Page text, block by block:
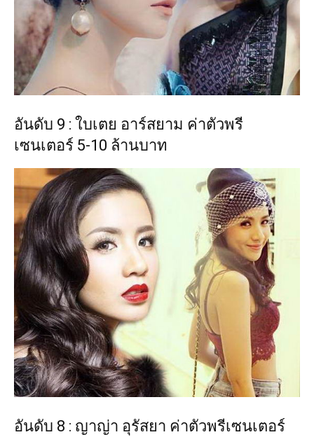
อันดับ 9 : ใบเตย อาร์สยาม ค่าตัวพรี
เซนเตอร์ 5-10 ล้านบาท
อันดับ 8 : ญาญ่า อุรัสยา ค่าตัวพรีเซนเตอร์